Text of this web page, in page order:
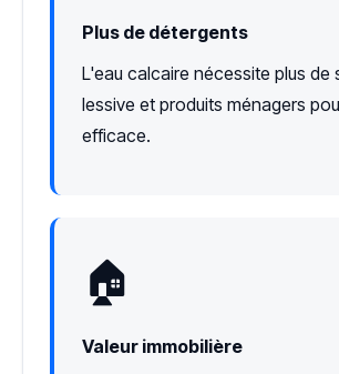
Plus de détergents
L'eau calcaire nécessite plus de
lessive et produits ménagers
efficace.
🏠
Valeur immobilière